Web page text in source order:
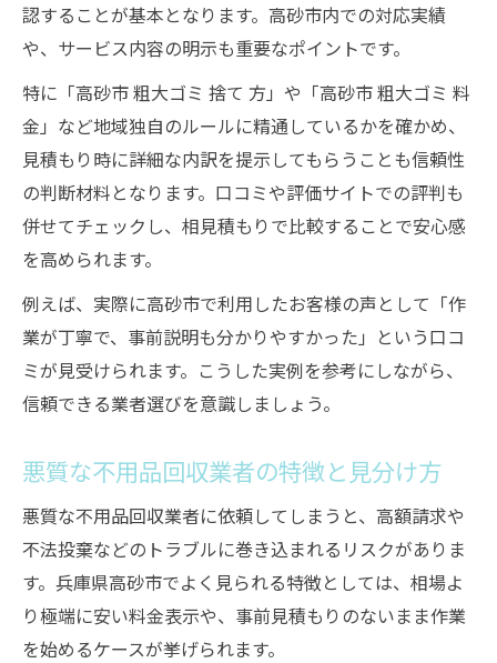
認することが基本となります。高砂市内での対応実績
や、サービス内容の明示も重要なポイントです。
特に「高砂市 粗大ゴミ 捨て 方」や「高砂市 粗大ゴミ 料
金」など地域独自のルールに精通しているかを確かめ、
見積もり時に詳細な内訳を提示してもらうことも信頼性
の判断材料となります。口コミや評価サイトでの評判も
併せてチェックし、相見積もりで比較することで安心感
を高められます。
例えば、実際に高砂市で利用したお客様の声として「作
業が丁寧で、事前説明も分かりやすかった」という口コ
ミが見受けられます。こうした実例を参考にしながら、
信頼できる業者選びを意識しましょう。
悪質な不用品回収業者の特徴と見分け方
悪質な不用品回収業者に依頼してしまうと、高額請求や
不法投棄などのトラブルに巻き込まれるリスクがありま
す。兵庫県高砂市でよく見られる特徴としては、相場よ
り極端に安い料金表示や、事前見積もりのないまま作業
を始めるケースが挙げられます。